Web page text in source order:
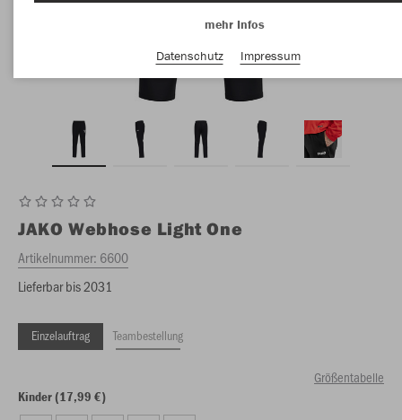
JAKO Webhose Light One
Artikelnummer: 6600
Lieferbar bis 2031
Einzelauftrag Teambestellung
Größentabelle
Kinder (17,99 €)
mehr Infos
Datenschutz
Impressum